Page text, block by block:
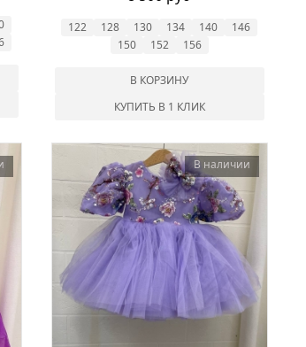
122 128 130 134 140
146
150
152 156
В КОРЗИНУ
КУПИТЬ В 1 КЛИК
В наличии